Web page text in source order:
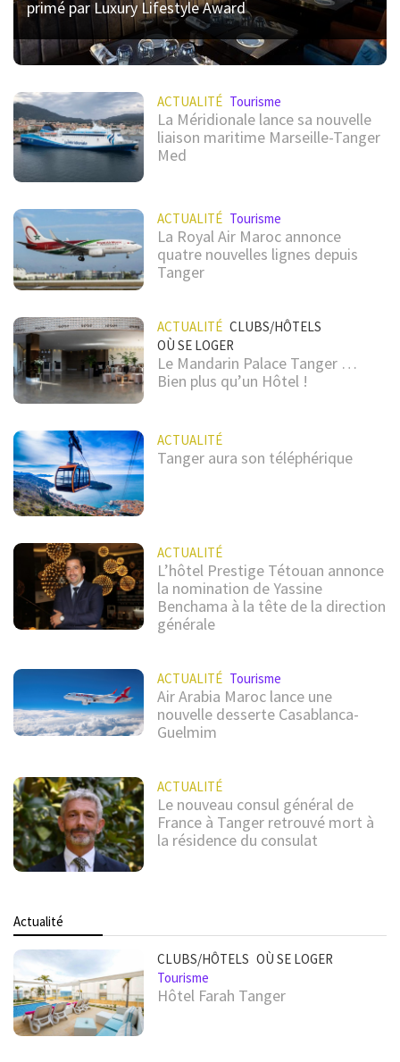
primé par Luxury Lifestyle Award
ACTUALITÉ Tourisme
La Méridionale lance sa nouvelle
liaison maritime Marseille-Tanger
Med
ACTUALITÉ Tourisme
La Royal Air Maroc annonce
quatre nouvelles lignes depuis
Tanger
ACTUALITÉ CLUBS/HÔTELS
OÙ SE LOGER
Le Mandarin Palace Tanger …
Bien plus qu’un Hôtel !
ACTUALITÉ
Tanger aura son téléphérique
ACTUALITÉ
L’hôtel Prestige Tétouan annonce
la nomination de Yassine
Benchama à la tête de la direction
générale
ACTUALITÉ Tourisme
Air Arabia Maroc lance une
nouvelle desserte Casablanca-
Guelmim
ACTUALITÉ
Le nouveau consul général de
France à Tanger retrouvé mort à
la résidence du consulat
Actualité
CLUBS/HÔTELS OÙ SE LOGER
Tourisme
Hôtel Farah Tanger